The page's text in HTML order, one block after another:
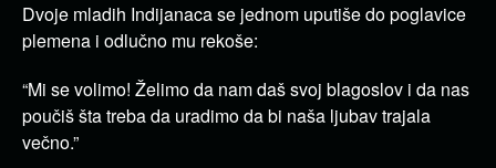
Dvoje mladih Indijanaca se jednom uputiše do poglavice
plemena i odlučno mu rekoše:
“Mi se volimo! Želimo da nam daš svoj blagoslov i da nas
poučiš šta treba da uradimo da bi naša ljubav trajala
večno.”